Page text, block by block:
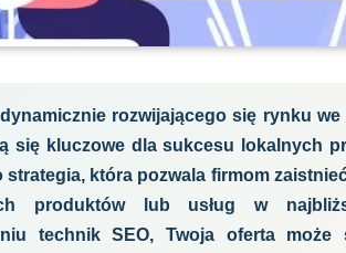
rozwijającego się rynku
się kluczowe dla sukcesu lokalnych
strategia, która pozwala firmom
produktów lub usług w
technik SEO, Twoja oferta